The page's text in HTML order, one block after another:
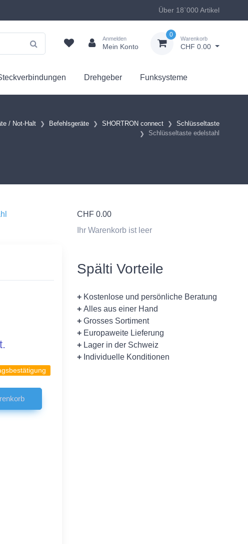
Über 18`000 Artikel
Anmelden
Mein Konto
0
Warenkorb
CHF 0.00
Drehgeber Funksysteme
/ Not-Halt Befehlsgeräte SHORTRON connect
Schlüsseltaste
Schlüsseltaste edelstahl
CHF 0.00
Ihr Warenkorb ist leer
Spälti Vorteile
+ Kostenlose und persönliche Beratung
+ Alles aus einer Hand
+ Grosses Sortiment
+ Europaweite Lieferung
+ Lager in der Schweiz
+ Individuelle Konditionen